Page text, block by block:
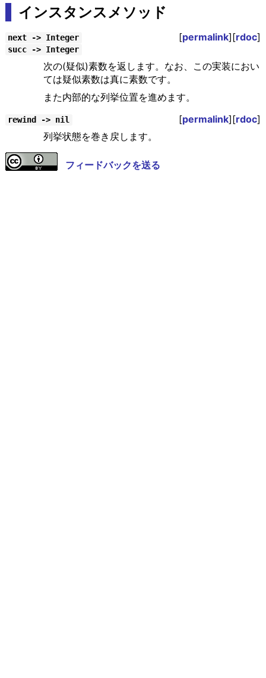
インスタンスメソッド
next -> Integer [permalink][rdoc]
succ -> Integer
次の(疑似)素数を返します。なお、この実装におい
ては疑似素数は真に素数です。
また内部的な列挙位置を進めます。
rewind -> nil [permalink][rdoc]
列挙状態を巻き戻します。
フィードバックを送る